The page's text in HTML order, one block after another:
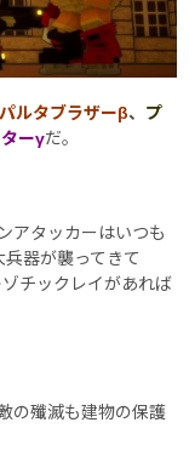
ルタブラザーβ、 プ
ーγだ。
アタッカーはいつも
器が襲ってきて
チックレイがあれば
の殲滅も建物の保護